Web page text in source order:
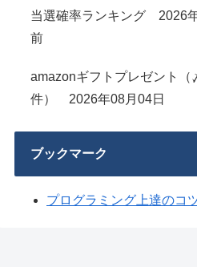
当選確率ランキング 2026
前
amazonギフトプレゼント
件） 2026年08月04日
ブックマーク
プログラミング上達のコ